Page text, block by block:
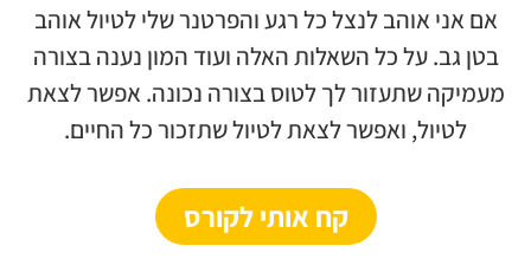
אם אני אוהב לנצל כל רגע והפרטנר שלי לטיול אוהב
בטן גב. על כל השאלות האלה ועוד המון נענה בצורה
מעמיקה שתעזור לך לטוס בצורה נכונה. אפשר לצאת
לטיול, ואפשר לצאת לטיול שתזכור כל החיים.
קח אותי לקורס